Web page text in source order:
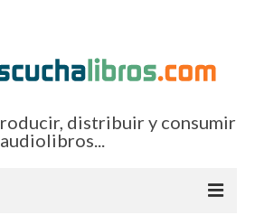
distribuir y consumir
audiolibros...